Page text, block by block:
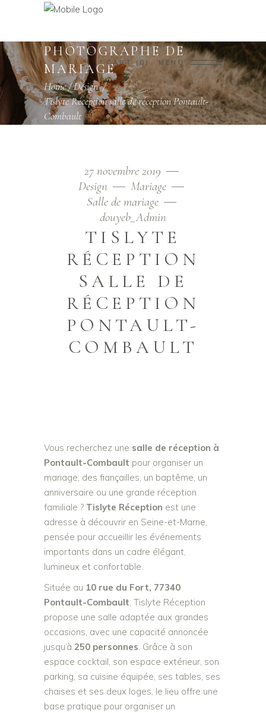
CART 0 MENU
PHOTOGRAPHE DE
MARIAGE
Home/Design/
Tislyte Réception salle de réception Pontault-
Combault
27 novembre 2019
Design
Mariage
Salle de mariage
douyeb_Admin
TISLYTE
RÉCEPTION
SALLE DE
RÉCEPTION
PONTAULT-
COMBAULT
Vous recherchez une salle de réception à
Pontault-Combault pour organiser un
mariage, des fiançailles, un baptême, un
anniversaire ou une grande réception
familiale ? Tislyte Réception est une
adresse à découvrir en Seine-et-Marne,
pensée pour accueillir les événements
importants dans un cadre élégant,
lumineux et confortable.
Située au 10 rue du Fort, 77340
Pontault-Combault, Tislyte Réception
propose une salle adaptée aux grandes
occasions, avec une capacité annoncée
jusqu’à 250 personnes. Grâce à son
espace cocktail, son espace extérieur, son
parking, sa cuisine équipée, ses tables, ses
chaises et ses deux loges, le lieu offre une
base pratique pour organiser un